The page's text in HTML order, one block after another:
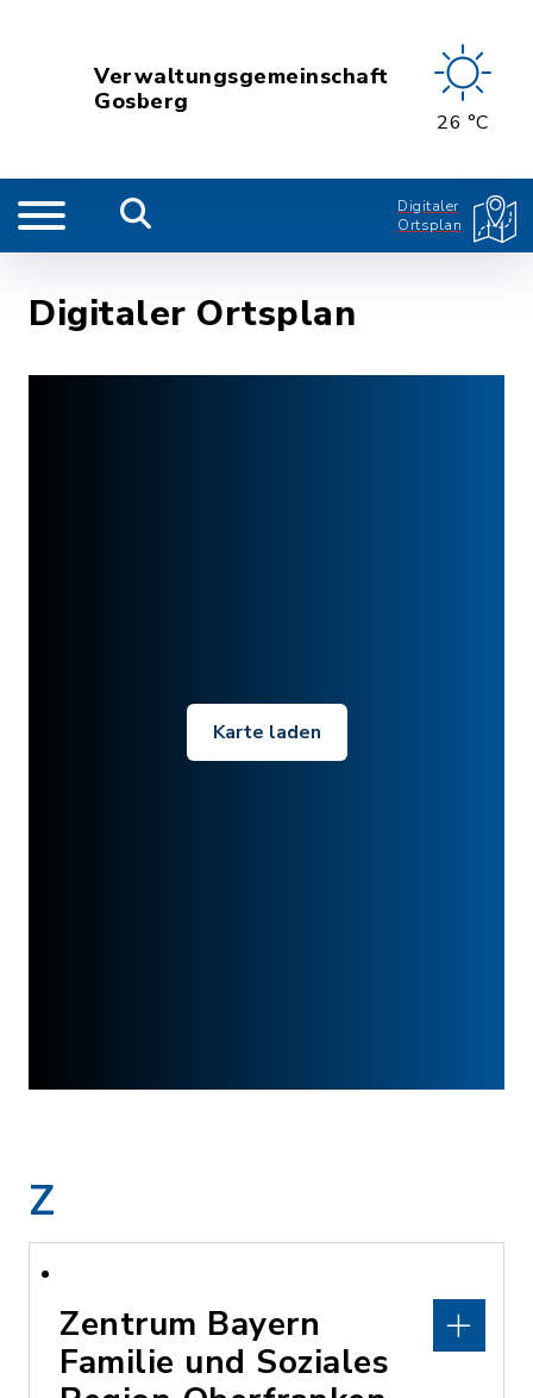
Verwaltungsgemeinschaft
Gosberg
26 °C
Digitaler
Ortsplan
Digitaler Ortsplan
Karte laden
Z
Zentrum Bayern
Familie und Soziales